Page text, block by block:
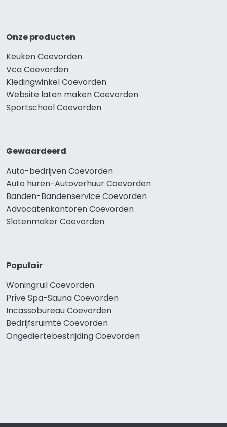
Onze producten
Keuken Coevorden
Vca Coevorden
Kledingwinkel Coevorden
Website laten maken Coevorden
Sportschool Coevorden
Gewaardeerd
Auto-bedrijven Coevorden
Auto huren-Autoverhuur Coevorden
Banden-Bandenservice Coevorden
Advocatenkantoren Coevorden
Slotenmaker Coevorden
Populair
Woningruil Coevorden
Prive Spa-Sauna Coevorden
Incassobureau Coevorden
Bedrijfsruimte Coevorden
Ongediertebestrijding Coevorden